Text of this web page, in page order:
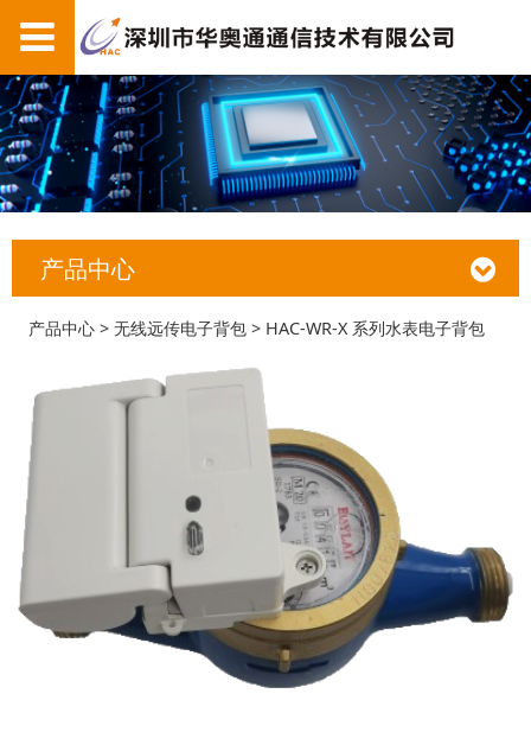
产品中心
HAC-WR-X 系列水表
电子背包
产品中心 >无线远传电子背包 > HAC-WR-X 系列水表电子背包